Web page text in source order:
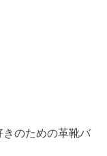
のための革靴バ